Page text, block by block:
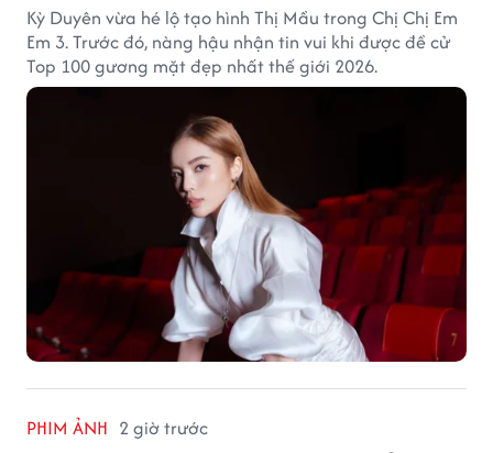
Kỳ Duyên vừa hé lộ tạo hình Thị Mầu trong Chị Chị Em
Em 3. Trước đó, nàng hậu nhận tin vui khi được đề cử
Top 100 gương mặt đẹp nhất thế giới 2026.
PHIM ẢNH 2 giờ trước